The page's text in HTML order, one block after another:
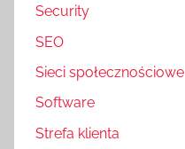
Security
SEO
Sieci społecznościowe
Software
Strefa klienta